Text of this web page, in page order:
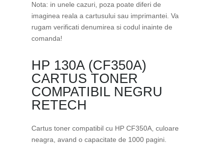
Nota: in unele cazuri, poza poate diferi de
imaginea reala a cartusului sau imprimantei. Va
rugam verificati denumirea si codul inainte de
comanda!
HP 130A (CF350A)
CARTUS TONER
COMPATIBIL NEGRU
RETECH
Cartus toner compatibil cu HP CF350A, culoare
neagra, avand o capacitate de 1000 pagini.